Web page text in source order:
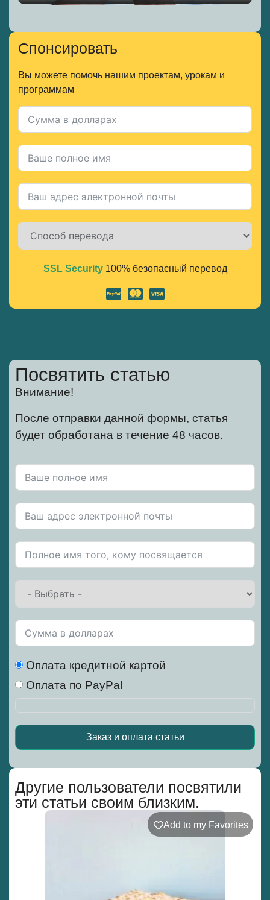
Спонсировать
Вы можете помочь нашим проектам, урокам и
программам
Alternative:
SSL Security100% безопасный перевод
Другие пользователи посвятили
эти статьи своим близким.
Add to my Favorites
Посвятить статью
Внимание!
После отправки данной формы, статья
будет обработана в течение 48 часов.
Оплата кредитной картой
Оплата по PayPal
Заказ и оплата статьи
Alternative: